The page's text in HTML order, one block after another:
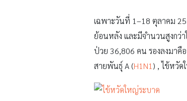
เฉพาะวันที่ 1–18 ตุลาคม
ย้อนหลัง และมีจำนวนสูงกว่
ป่วย 36,806 คน รองลงมา
สายพันธุ์ A (H1N1) , ไข้หวัด